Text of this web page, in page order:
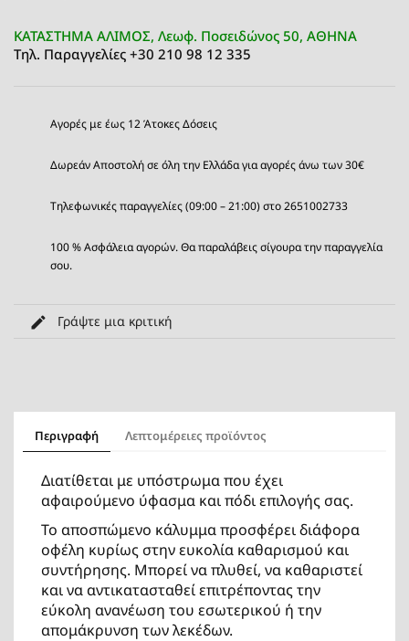
ΚΑΤΑΣΤΗΜΑ ΑΛΙΜΟΣ, Λεωφ. Ποσειδώνος 50, ΑΘΗΝΑ
Τηλ. Παραγγελίες +30 210 98 12 335
Αγορές με έως 12 Άτοκες Δόσεις
Δωρεάν Αποστολή σε όλη την Ελλάδα για αγορές άνω των 30€
Τηλεφωνικές παραγγελίες (09:00 – 21:00) στο 2651002733
100 % Ασφάλεια αγορών. Θα παραλάβεις σίγουρα την παραγγελία
σου.
Γράψτε μια κριτική
Περιγραφή Λεπτομέρειες προϊόντος
Διατίθεται με υπόστρωμα που έχει
αφαιρούμενο ύφασμα και πόδι επιλογής σας.
To αποσπώμενο κάλυμμα προσφέρει διάφορα
οφέλη κυρίως στην ευκολία καθαρισμού και
συντήρησης. Μπορεί να πλυθεί, να καθαριστεί
και να αντικατασταθεί επιτρέποντας την
εύκολη ανανέωση του εσωτερικού ή την
απομάκρυνση των λεκέδων.